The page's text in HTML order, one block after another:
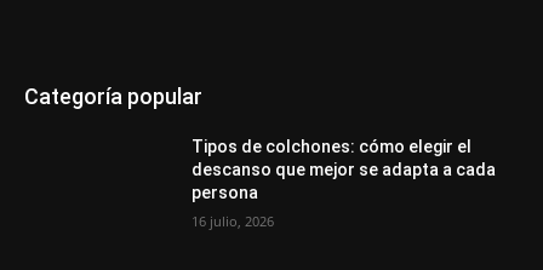
Categoría popular
Tipos de colchones: cómo elegir el
descanso que mejor se adapta a cada
persona
16 julio, 2026